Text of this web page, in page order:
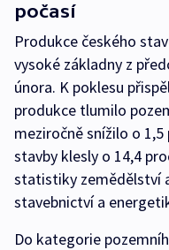
počasí
Produkce českého
vysoké základny z
února. K poklesu
produkce tlumilo
meziročně snížilo o
stavby klesly o 14,4
statistiky zemědělství
stavebnictví a
Do kategorie